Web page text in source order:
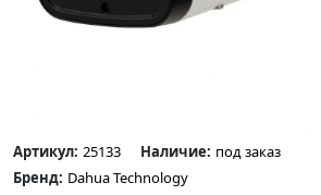
Артикул: 25133 Наличие: под заказ
Бренд: Dahua Technology